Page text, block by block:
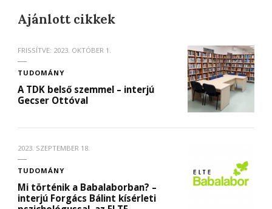
Ajánlott cikkek
FRISSÍTVE: 2023. OKTÓBER 1.
TUDOMÁNY
A TDK belső szemmel – interjú
Gecser Ottóval
2023. SZEPTEMBER 18.
TUDOMÁNY
Mi történik a Babalaborban? –
interjú Forgács Bálint kísérleti